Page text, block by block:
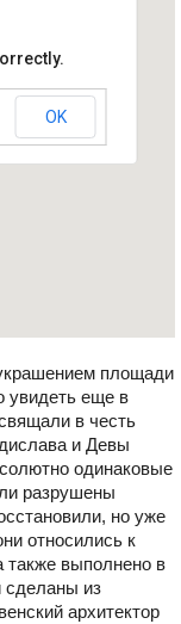
OK
площади
увидеть еще в
в честь
и Девы
одинаковые
разрушены
но уже
относились к
также выполнено в
сделаны из
архитектор